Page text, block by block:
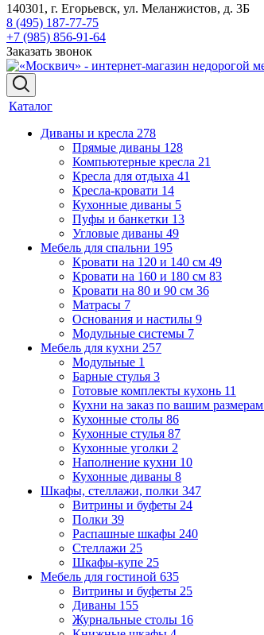
140301, г. Егорьевск, ул. Меланжистов, д. 3Б
8 (495) 187-77-75
+7 (985) 856-91-64
Заказать звонок
Каталог
Диваны и кресла 278
Прямые диваны 128
Компьютерные кресла 21
Кресла для отдыха 41
Кресла-кровати 14
Кухонные диваны 5
Пуфы и банкетки 13
Угловые диваны 49
Мебель для спальни 195
Кровати на 120 и 140 см 49
Кровати на 160 и 180 см 83
Кровати на 80 и 90 см 36
Матрасы 7
Основания и настилы 9
Модульные системы 7
Мебель для кухни 257
Модульные 1
Барные стулья 3
Готовые комплекты кухонь 11
Кухни на заказ по вашим размерам
Кухонные столы 86
Кухонные стулья 87
Кухонные уголки 2
Наполнение кухни 10
Кухонные диваны 8
Шкафы, стеллажи, полки 347
Витрины и буфеты 24
Полки 39
Распашные шкафы 240
Стеллажи 25
Шкафы-купе 25
Мебель для гостиной 635
Витрины и буфеты 25
Диваны 155
Журнальные столы 16